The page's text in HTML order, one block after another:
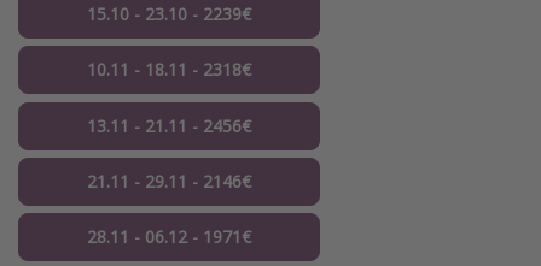
15.10 - 23.10 - 2239€
10.11 - 18.11 - 2318€
13.11 - 21.11 - 2456€
21.11 - 29.11 - 2146€
28.11 - 06.12 - 1971€